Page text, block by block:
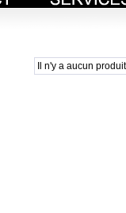
Il n'y a aucun